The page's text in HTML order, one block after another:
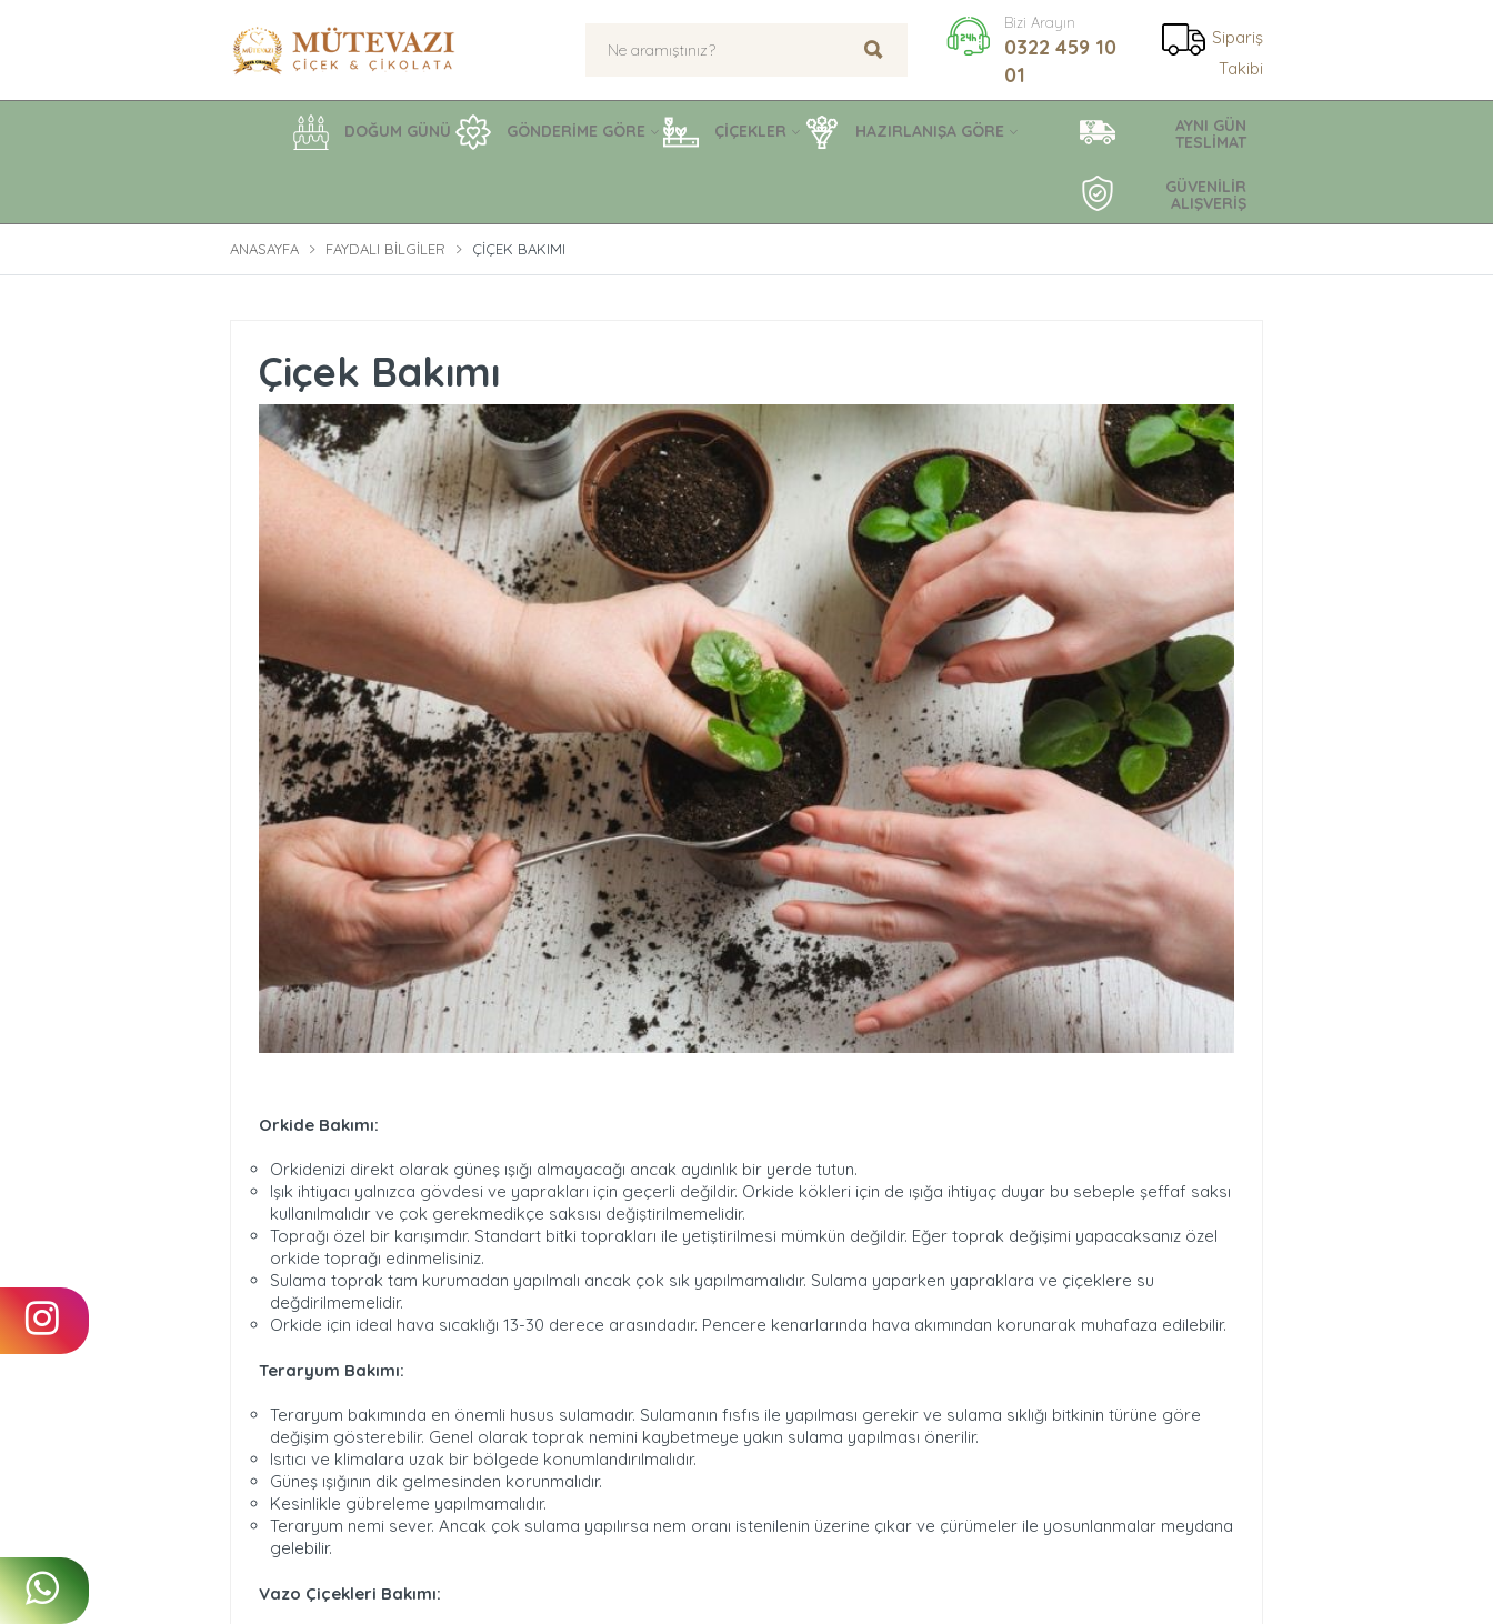
Sipariş
Takibi
Bizi Arayın
0322 459 10
01
DOĞUM GÜNÜ GÖNDERİME GÖRE ÇİÇEKLER HAZIRLANIŞA GÖRE
AYNI GÜN
TESLİMAT
GÜVENİLİR
ALIŞVERİŞ
ANASAYFA FAYDALI BILGILER ÇIÇEK BAKIMI
Çiçek Bakımı
Orkide Bakımı:
Orkidenizi direkt olarak güneş ışığı almayacağı ancak aydınlık bir yerde tutun.
Işık ihtiyacı yalnızca gövdesi ve yaprakları için geçerli değildir. Orkide kökleri için de ışığa ihtiyaç duyar bu sebeple şeffaf saksı
kullanılmalıdır ve çok gerekmedikçe saksısı değiştirilmemelidir.
Toprağı özel bir karışımdır. Standart bitki toprakları ile yetiştirilmesi mümkün değildir. Eğer toprak değişimi yapacaksanız özel
orkide toprağı edinmelisiniz.
Sulama toprak tam kurumadan yapılmalı ancak çok sık yapılmamalıdır. Sulama yaparken yapraklara ve çiçeklere su
değdirilmemelidir.
Orkide için ideal hava sıcaklığı 13-30 derece arasındadır. Pencere kenarlarında hava akımından korunarak muhafaza edilebilir.
Teraryum Bakımı:
Teraryum bakımında en önemli husus sulamadır. Sulamanın fısfıs ile yapılması gerekir ve sulama sıklığı bitkinin türüne göre
değişim gösterebilir. Genel olarak toprak nemini kaybetmeye yakın sulama yapılması önerilir.
Isıtıcı ve klimalara uzak bir bölgede konumlandırılmalıdır.
Güneş ışığının dik gelmesinden korunmalıdır.
Kesinlikle gübreleme yapılmamalıdır.
Teraryum nemi sever. Ancak çok sulama yapılırsa nem oranı istenilenin üzerine çıkar ve çürümeler ile yosunlanmalar meydana
gelebilir.
Vazo Çiçekleri Bakımı: